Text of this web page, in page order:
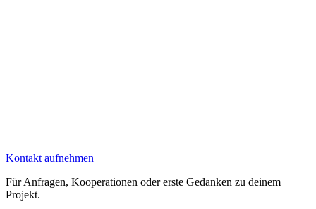
Kontakt aufnehmen
Für Anfragen, Kooperationen oder erste Gedanken zu deinem
Projekt.